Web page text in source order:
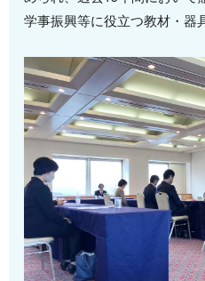
学事振興等に役立つ教材・器